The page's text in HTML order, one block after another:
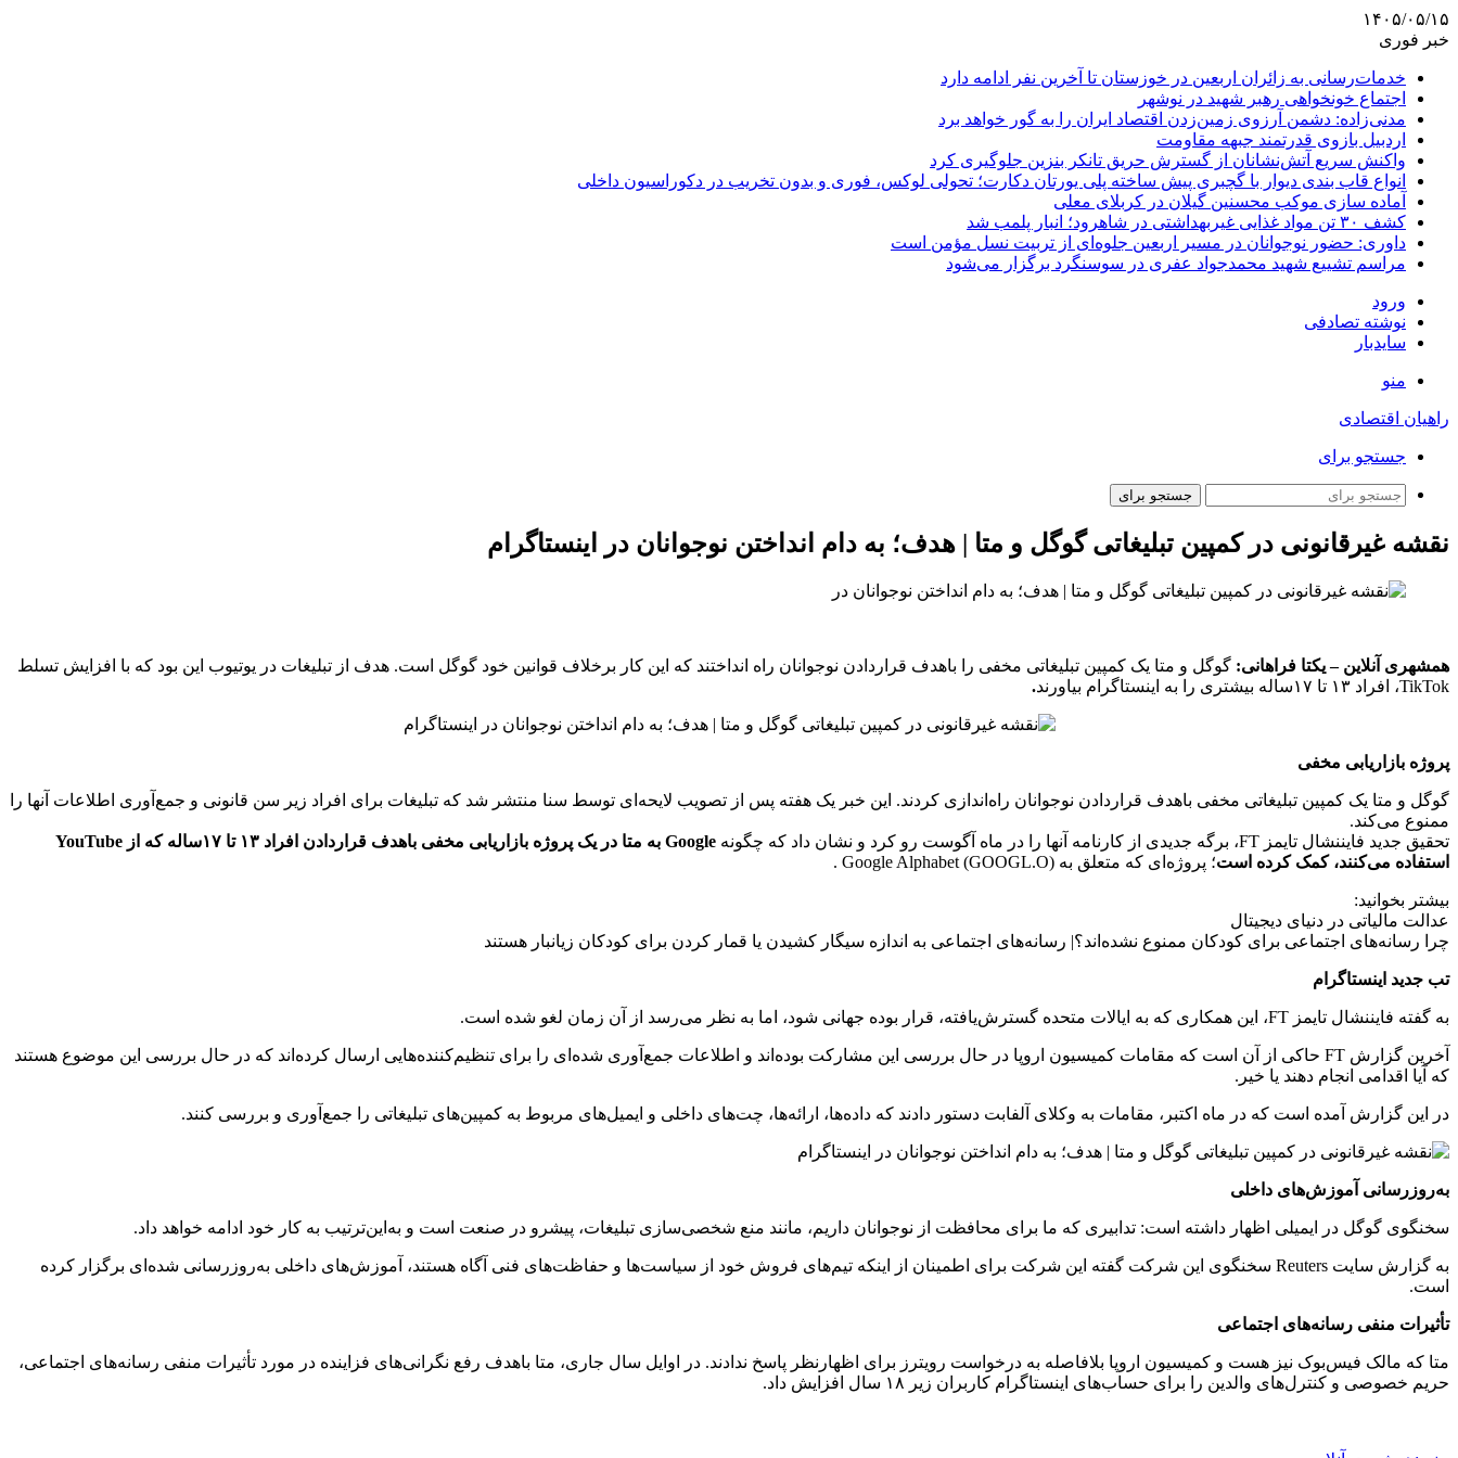
۱۴۰۵/۰۵/۱۵
خبر فوری
خدمات‌رسانی به زائران اربعین در خوزستان تا آخرین نفر ادامه دارد
اجتماع خونخواهی رهبر شهید در نوشهر
مدنی‌زاده: دشمن آرزوی زمین‌زدن اقتصاد ایران را به گور خواهد برد
اردبیل بازوی قدرتمند جبهه مقاومت
واکنش سریع آتش‌نشانان از گسترش حریق تانکر بنزین جلوگیری کرد
انواع قاب بندی دیوار با گچبری پیش ساخته پلی یورتان دکارت؛ تحولی لوکس، فوری و بدون تخریب در دکوراسیون داخلی
آماده سازی موکب محسنین گیلان در کربلای معلی
کشف ۳۰ تن مواد غذایی غیربهداشتی در شاهرود؛ انبار پلمب شد
داوری: حضور نوجوانان در مسیر اربعین جلوه‌ای از تربیت نسل مؤمن است
مراسم تشییع شهید محمدجواد عفری در سوسنگرد برگزار می‌شود
ورود
نوشته تصادفی
سایدبار
منو
راهیان اقتصادی
جستجو برای
جستجو برای
نقشه غیرقانونی در کمپین تبلیغاتی گوگل و متا | هدف؛ به دام انداختن نوجوانان در اینستاگرام
همشهری آنلاین – یکتا فراهانی: گوگل و متا یک کمپین تبلیغاتی مخفی را باهدف قراردادن نوجوانان راه انداختند که این کار برخلاف قوانین خود گوگل است. هدف از تبلیغات در یوتیوب این بود که با افزایش تسلط
TikTok، افراد ۱۳ تا ۱۷ساله بیشتری را به اینستاگرام بیاورند
.
پروژه بازاریابی مخفی
گوگل و متا یک کمپین تبلیغاتی مخفی باهدف قراردادن نوجوانان راه‌اندازی کردند. این خبر یک هفته پس از تصویب لایحه‌ای توسط سنا منتشر شد که تبلیغات برای افراد زیر سن قانونی و جمع‌آوری اطلاعات آنها را
ممنوع می‌کند.
تحقیق جدید فایننشال تایمز FT، برگه جدیدی از کارنامه آنها را در ماه آگوست رو کرد و نشان داد که چگونه
Google به متا در یک پروژه بازاریابی مخفی باهدف قراردادن افراد ۱۳ تا ۱۷ساله که از YouTube
استفاده می‌کنند، کمک کرده است؛ پروژه‌ای که متعلق به Google Alphabet (GOOGL.O) .
بیشتر بخوانید:
عدالت مالیاتی در دنیای دیجیتال
چرا رسانه‌های اجتماعی برای کودکان ممنوع نشده‌اند؟| رسانه‌های اجتماعی به اندازه سیگار کشیدن یا قمار کردن برای کودکان زیانبار هستند
تب جدید اینستاگرام
به گفته فایننشال تایمز FT، این همکاری که به ایالات متحده گسترش‌یافته، قرار بوده جهانی شود، اما به نظر می‌رسد از آن زمان لغو شده است.
آخرین گزارش FT حاکی از آن است که مقامات کمیسیون اروپا در حال بررسی این مشارکت بوده‌اند و اطلاعات جمع‌آوری شده‌ای را برای تنظیم‌کننده‌هایی ارسال کرده‌اند که در حال بررسی این موضوع هستند
که آیا اقدامی انجام دهند یا خیر.
در این گزارش آمده است که در ماه اکتبر، مقامات به وکلای آلفابت دستور دادند که داده‌ها، ارائه‌ها، چت‌های داخلی و ایمیل‌های مربوط به کمپین‌های تبلیغاتی را جمع‌آوری و بررسی کنند.
به‌روزرسانی آموزش‌های داخلی
سخنگوی گوگل در ایمیلی اظهار داشته است: تدابیری که ما برای محافظت از نوجوانان داریم، مانند منع شخصی‌سازی تبلیغات، پیشرو در صنعت است و به‌این‌ترتیب به کار خود ادامه خواهد داد.
به گزارش سایت Reuters سخنگوی این شرکت گفته این شرکت برای اطمینان از اینکه تیم‌های فروش خود از سیاست‌ها و حفاظت‌های فنی آگاه هستند، آموزش‌های داخلی به‌روزرسانی شده‌ای برگزار کرده
است.
تأثیرات منفی رسانه‌های اجتماعی
متا که مالک فیس‌بوک نیز هست و کمیسیون اروپا بلافاصله به درخواست رویترز برای اظهارنظر پاسخ ندادند. در اوایل سال جاری، متا باهدف رفع نگرانی‌های فزاینده در مورد تأثیرات منفی رسانه‌های اجتماعی،
حریم خصوصی و کنترل‌های والدین را برای حساب‌های اینستاگرام کاربران زیر ۱۸ سال افزایش داد.